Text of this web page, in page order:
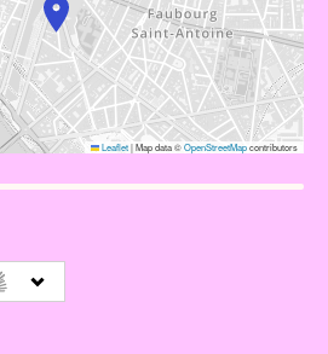
Leaflet|Map data ©OpenStreetMapcontributors